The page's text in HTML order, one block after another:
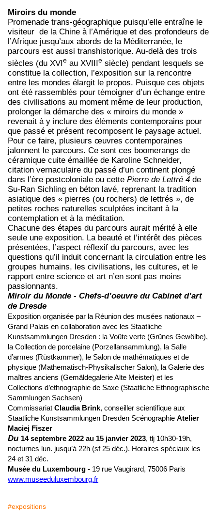
Miroirs du monde
Promenade trans-géographique puisqu’elle entraîne le
visiteur de la Chine à l’Amérique et des profondeurs de
l’Afrique jusqu’aux abords de la Méditerranée, le
parcours est aussi transhistorique. Au-delà des trois
siècles (du XVIe au XVIIIe siècle) pendant lesquels se
constitue la collection, l’exposition sur la rencontre
entre les mondes élargit le propos. Puisque ces objets
ont été rassemblés pour témoigner d’un échange entre
des civilisations au moment même de leur production,
prolonger la démarche des « miroirs du monde »
revenait à y inclure des éléments contemporains pour
que passé et présent recomposent le paysage actuel.
Pour ce faire, plusieurs œuvres contemporaines
jalonnent le parcours. Ce sont ces boomerangs de
céramique cuite émaillée de Karoline Schneider,
citation vernaculaire du passé d’un continent plongé
dans l’ère postcoloniale ou cette Pierre de Lettré 4 de
Su-Ran Sichling en béton lavé, reprenant la tradition
asiatique des « pierres (ou rochers) de lettrés », de
petites roches naturelles sculptées incitant à la
contemplation et à la méditation.
Chacune des étapes du parcours aurait mérité à elle
seule une exposition. La beauté et l’intérêt des pièces
présentées, l’aspect réflexif du parcours, avec les
questions qu’il induit concernant la circulation entre les
groupes humains, les civilisations, les cultures, et le
rapport entre science et art n’en sont pas moins
passionnants.
Miroir du Monde - Chefs-d’oeuvre du Cabinet d’art
de Dresde
Exposition organisée par la Réunion des musées nationaux –
Grand Palais en collaboration avec les Staatliche
Kunstsammlungen Dresden : la Voûte verte (Grünes Gewölbe),
la Collection de porcelaine (Porzellansammlung), la Salle
d’armes (Rüstkammer), le Salon de mathématiques et de
physique (Mathematisch-Physikalischer Salon), la Galerie des
maîtres anciens (Gemäldegalerie Alte Meister) et les
Collections d’ethnographie de Saxe (Staatliche Ethnographische
Sammlungen Sachsen)
Commissariat Claudia Brink, conseiller scientifique aux
Staatliche Kunstsammlungen Dresden Scénographie Atelier
Maciej Fiszer
Du 14 septembre 2022 au 15 janvier 2023, tlj 10h30-19h,
nocturnes lun. jusqu’à 22h (sf 25 déc.). Horaires spéciaux les
24 et 31 déc.
Musée du Luxembourg - 19 rue Vaugirard, 75006 Paris
www.museeduluxembourg.fr
#expositions